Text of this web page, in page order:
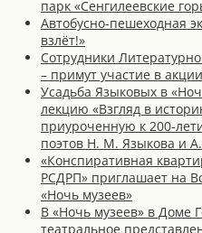
парк «Сенгилеевские
Автобусно-пешеходная
взлёт!»
Сотрудники
– примут участие в
Усадьба Языковых в
лекцию «Взгляд в
приуроченную к 200-
поэтов Н. М. Языкова и
«Конспиративная
РСДРП» приглашает на
«Ночь музеев»
В «Ночь музеев» в Доме
театральное